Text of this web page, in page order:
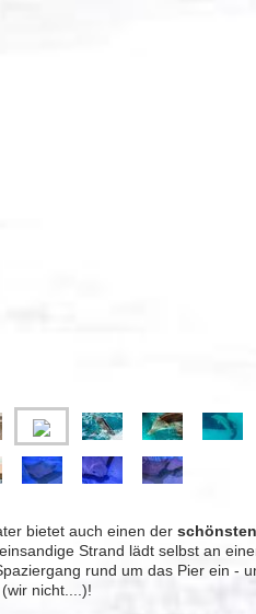
bietet auch einen der
Strand lädt selbst an
rund um das Pier ein -
nicht....)!